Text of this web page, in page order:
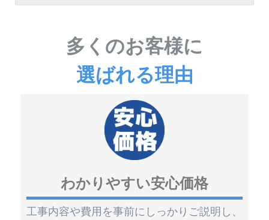
多くのお客様に
選ばれる理由
わかりやすい安心価格
工事内容や費用を事前にしっかりご説明し、